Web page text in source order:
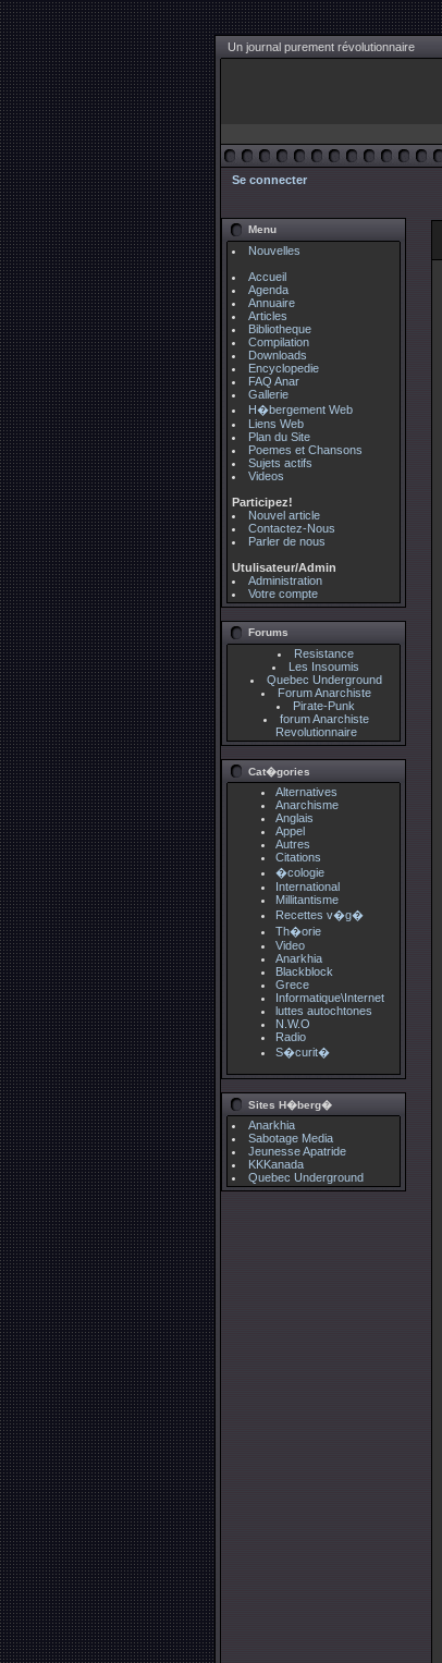
Un journal purement révolutionnaire
Se connecter
Menu
Nouvelles
Accueil
Agenda
Annuaire
Articles
Bibliotheque
Compilation
Downloads
Encyclopedie
FAQ Anar
Gallerie
H�bergement Web
Liens Web
Plan du Site
Poemes et Chansons
Sujets actifs
Videos
Participez!
Nouvel article
Contactez-Nous
Parler de nous
Utulisateur/Admin
Administration
Votre compte
Forums
Resistance
Les Insoumis
Quebec Underground
Forum Anarchiste
Pirate-Punk
forum Anarchiste
Revolutionnaire
Cat�gories
Alternatives
Anarchisme
Anglais
Appel
Autres
Citations
�cologie
International
Millitantisme
Recettes v�g�
Th�orie
Video
Anarkhia
Blackblock
Grece
Informatique\Internet
luttes autochtones
N.W.O
Radio
S�curit�
Sites H�berg�
Anarkhia
Sabotage Media
Jeunesse Apatride
KKKanada
Quebec Underground